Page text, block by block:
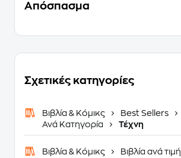
Απόσπασμα
Σχετικές κατηγορίες
Βιβλία & Κόμικς
Best Sellers
Ανά Κατηγορία
Τέχνη
Βιβλία & Κόμικς
Βιβλία ανά τιμή